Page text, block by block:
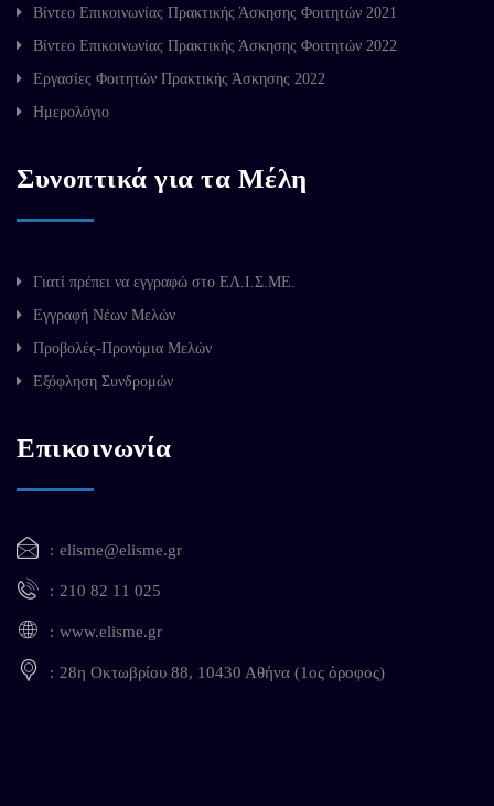
Βίντεο Επικοινωνίας Πρακτικής Άσκησης Φοιτητών 2021
Βίντεο Επικοινωνίας Πρακτικής Άσκησης Φοιτητών 2022
Εργασίες Φοιτητών Πρακτικής Άσκησης 2022
Ημερολόγιο
Συνοπτικά για τα Μέλη
Γιατί πρέπει να εγγραφώ στο ΕΛ.Ι.Σ.ΜΕ.
Εγγραφή Νέων Μελών
Προβολές-Προνόμια Μελών
Εξόφληση Συνδρομών
Επικοινωνία
elisme@elisme.gr
210 82 11 025
www.elisme.gr
28η Οκτωβρίου 88, 10430 Αθήνα (1ος όροφος)